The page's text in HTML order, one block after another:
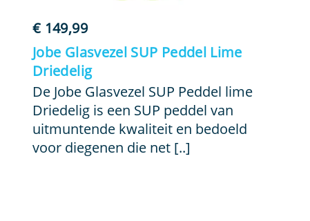
€149,99
Jobe Glasvezel SUP Peddel Lime
Driedelig
De Jobe Glasvezel SUP Peddel lime
Driedelig is een SUP peddel van
uitmuntende kwaliteit en bedoeld
voor diegenen die net [..]